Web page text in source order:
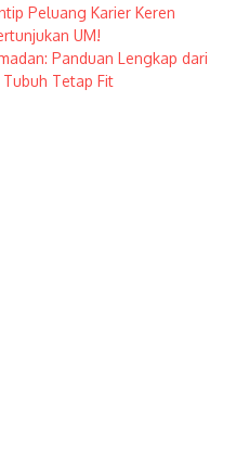
Peluang Karier Keren
UM!
Panduan Lengkap dari
Tetap Fit